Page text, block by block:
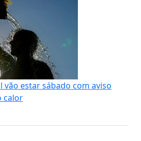
vão estar sábado com aviso
calor